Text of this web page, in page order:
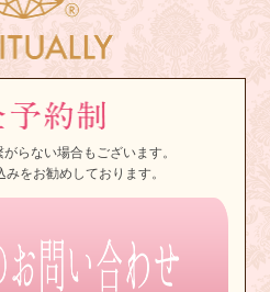
らない場合もございます。
をお勧めしております。